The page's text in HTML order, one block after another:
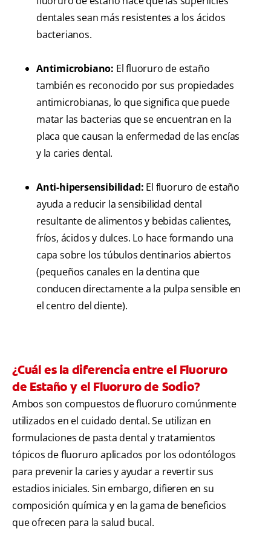
dentales sean más resistentes a los ácidos
bacterianos.
Antimicrobiano: El fluoruro de estaño
también es reconocido por sus propiedades
antimicrobianas, lo que significa que puede
matar las bacterias que se encuentran en la
placa que causan la enfermedad de las encías
y la caries dental.
Anti-hipersensibilidad: El fluoruro de estaño
ayuda a reducir la sensibilidad dental
resultante de alimentos y bebidas calientes,
fríos, ácidos y dulces. Lo hace formando una
capa sobre los túbulos dentinarios abiertos
(pequeños canales en la dentina que
conducen directamente a la pulpa sensible en
el centro del diente).
¿Cuál es la diferencia entre el Fluoruro
de Estaño y el Fluoruro de Sodio?
Ambos son compuestos de fluoruro comúnmente
utilizados en el cuidado dental. Se utilizan en
formulaciones de pasta dental y tratamientos
tópicos de fluoruro aplicados por los odontólogos
para prevenir la caries y ayudar a revertir sus
estadios iniciales. Sin embargo, difieren en su
composición química y en la gama de beneficios
que ofrecen para la salud bucal.